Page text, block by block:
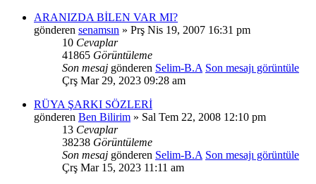
ARANIZDA BİLEN VAR MI?
gönderen senamsın » Prş Nis 19, 2007 16:31 pm
10 Cevaplar
41865 Görüntüleme
Son mesaj gönderen Selim-B.A Son mesajı görüntüle
Çrş Mar 29, 2023 09:28 am
RÜYA ŞARKI SÖZLERİ
gönderen Ben Bilirim » Sal Tem 22, 2008 12:10 pm
13 Cevaplar
38238 Görüntüleme
Son mesaj gönderen Selim-B.A Son mesajı görüntüle
Çrş Mar 15, 2023 11:11 am